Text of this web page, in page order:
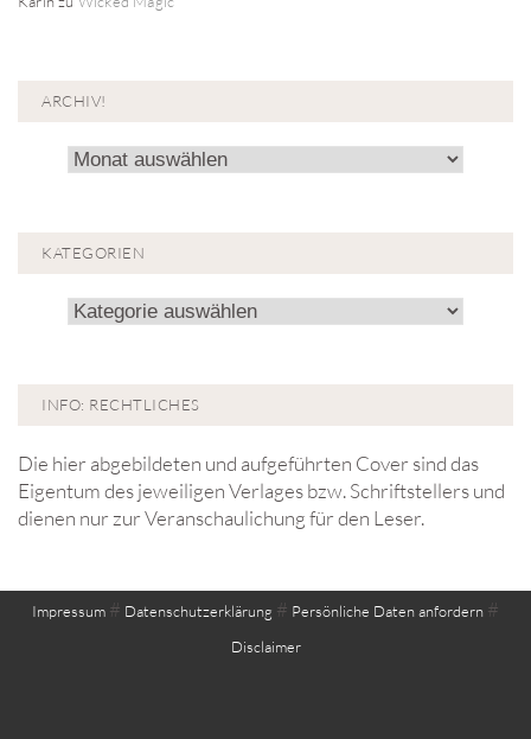
ARCHIV!
Archiv!
KATEGORIEN
Kategorien
INFO: RECHTLICHES
Die hier abgebildeten und aufgeführten Cover sind das
Eigentum des jeweiligen Verlages bzw. Schriftstellers und
dienen nur zur Veranschaulichung für den Leser.
Impressum # Datenschutzerklärung # Persönliche Daten anfordern #
Disclaimer